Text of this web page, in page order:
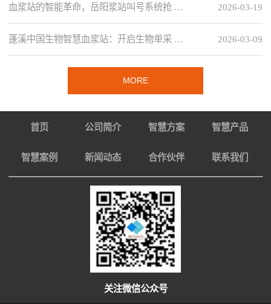
2026-03-19
血浆站的智能革命，岳阳浆站叫号系统抢 …
2026-03-09
蓬溪中国生物智慧血浆站：开启生物单采 …
MORE
首页 公司简介 智慧方案 智慧产品
智慧案例 新闻动态 合作伙伴 联系我们
关注微信公众号